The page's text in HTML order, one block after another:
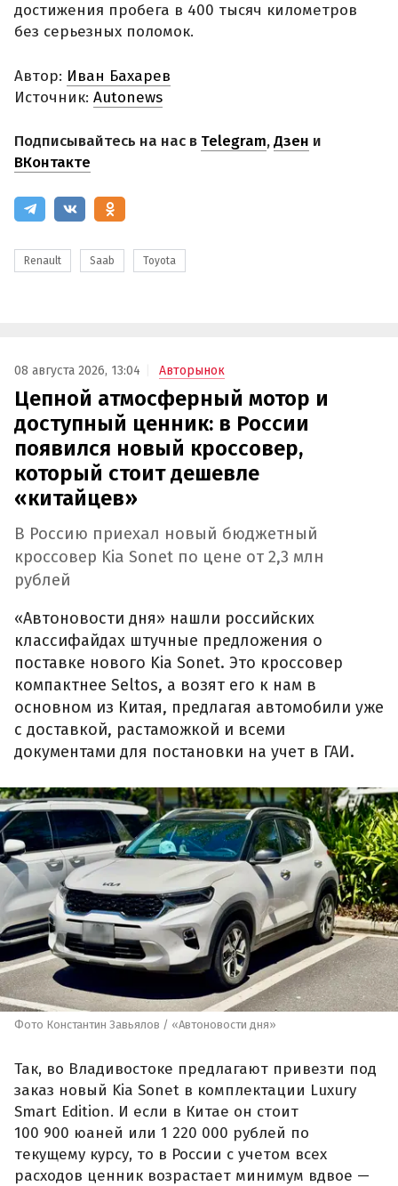
достижения пробега в 400 тысяч километров
без серьезных поломок.
Автор: Иван Бахарев
Источник: Autonews
Подписывайтесь на нас в Telegram,Дзен и
ВКонтакте
Renault Saab Toyota
08 августа 2026, 13:04 Авторынок
Цепной атмосферный мотор и
доступный ценник: в России
появился новый кроссовер,
который стоит дешевле
«китайцев»
В Россию приехал новый бюджетный
кроссовер Kia Sonet по цене от 2,3 млн
рублей
«Автоновости дня» нашли российских
классифайдах штучные предложения о
поставке нового Kia Sonet. Это кроссовер
компактнее Seltos, а возят его к нам в
основном из Китая, предлагая автомобили уже
с доставкой, растаможкой и всеми
документами для постановки на учет в ГАИ.
Фото Константин Завьялов / «Автоновости дня»
Так, во Владивостоке предлагают привезти под
заказ новый Kia Sonet в комплектации Luxury
Smart Edition. И если в Китае он стоит
100 900 юаней или 1 220 000 рублей по
текущему курсу, то в России с учетом всех
расходов ценник возрастает минимум вдвое —